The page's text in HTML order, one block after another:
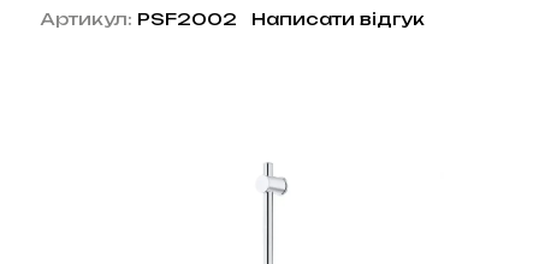
Артикул: PSF2002 Написати відгук